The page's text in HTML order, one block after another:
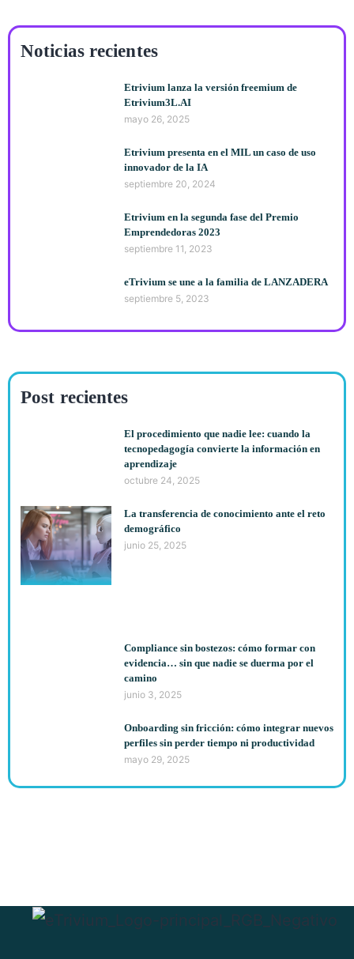
Noticias recientes
Etrivium lanza la versión freemium de
Etrivium3L.AI
mayo 26, 2025
Etrivium presenta en el MIL un caso de uso
innovador de la IA
septiembre 20, 2024
Etrivium en la segunda fase del Premio
Emprendedoras 2023
septiembre 11, 2023
eTrivium se une a la familia de LANZADERA
septiembre 5, 2023
Post recientes
El procedimiento que nadie lee: cuando la
tecnopedagogía convierte la información en
aprendizaje
octubre 24, 2025
La transferencia de conocimiento ante el reto
demográfico
junio 25, 2025
Compliance sin bostezos: cómo formar con
evidencia… sin que nadie se duerma por el
camino
junio 3, 2025
Onboarding sin fricción: cómo integrar nuevos
perfiles sin perder tiempo ni productividad
mayo 29, 2025